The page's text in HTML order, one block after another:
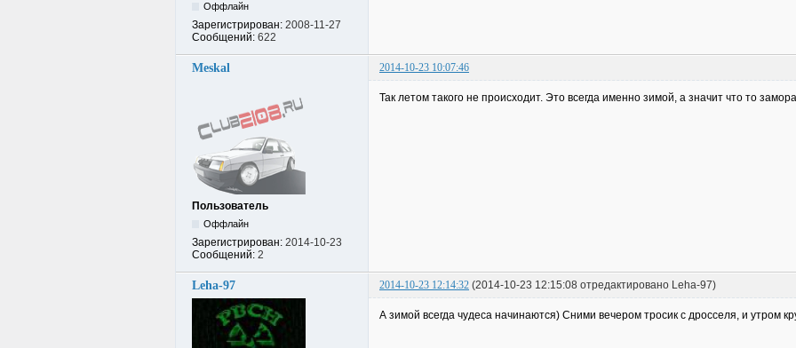
Оффлайн
Зарегистрирован: 2008-11-27
Сообщений: 622
Meskal 2014-10-23 10:07:46
Пользователь
Оффлайн
Зарегистрирован: 2014-10-23
Сообщений: 2
Так летом такого не происходит. Это всегда именно зимой, а значит что то
Leha-97 2014-10-23 12:14:32 (2014-10-23 12:15:08 отредактировано Leha-97)
А зимой всегда чудеса начинаются) Сними вечером тросик с дросселя, и утром